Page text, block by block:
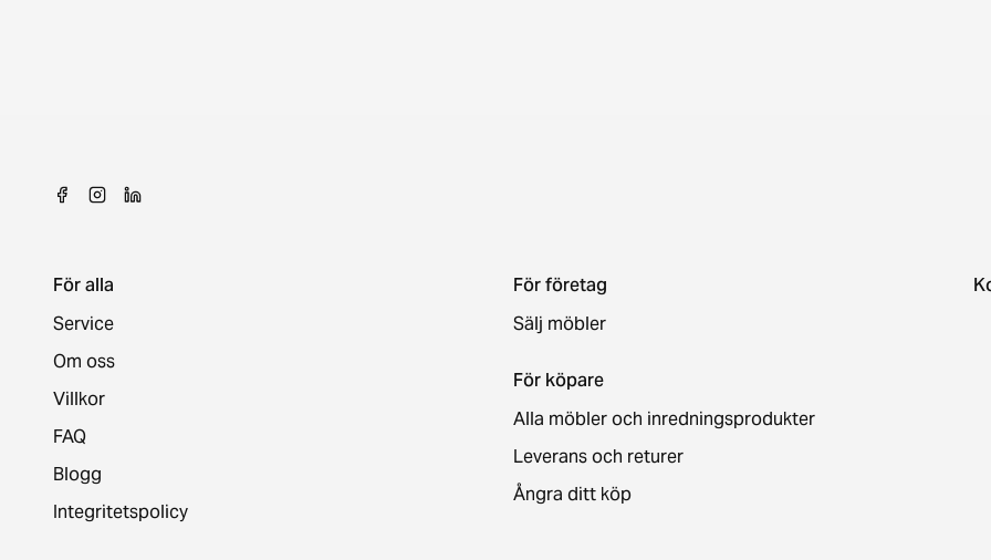
För alla
Service
Om oss
Villkor
FAQ
Blogg
Integritetspolicy
För företag
Sälj möbler
För köpare
Alla möbler och inredningsprodukter
Leverans och returer
Ångra ditt köp